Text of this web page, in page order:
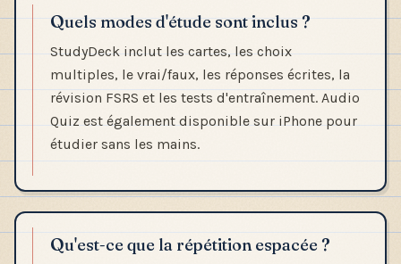
Quels modes d'étude sont inclus ?
StudyDeck inclut les cartes, les choix
multiples, le vrai/faux, les réponses écrites, la
révision FSRS et les tests d'entraînement. Audio
Quiz est également disponible sur iPhone pour
étudier sans les mains.
Qu'est-ce que la répétition espacée ?